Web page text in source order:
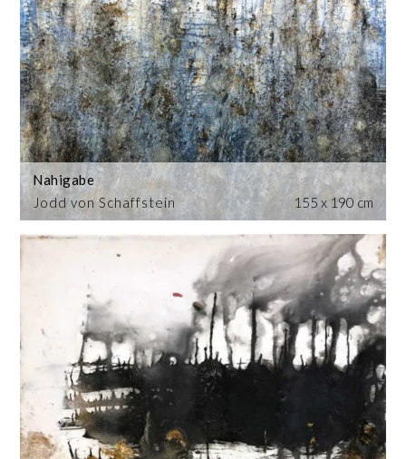
Jodd von Schaffstein
Nahigabe
155 x 190 cm